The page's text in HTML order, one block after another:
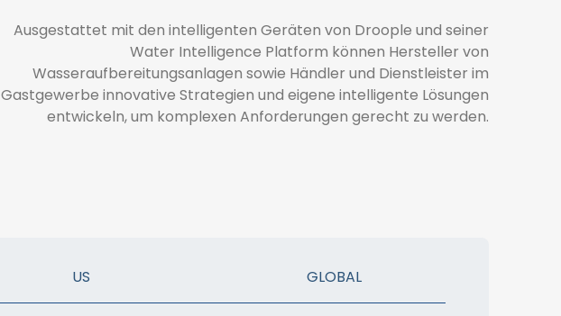
Ausgestattet mit den intelligenten Geräten von Droople und seiner
Water Intelligence Platform können Hersteller von
Wasseraufbereitungsanlagen sowie Händler und Dienstleister im
Gastgewerbe innovative Strategien und eigene intelligente Lösungen
entwickeln, um komplexen Anforderungen gerecht zu werden.
US GLOBAL